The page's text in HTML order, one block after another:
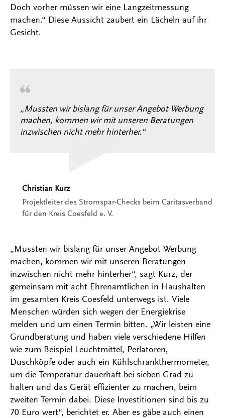
Doch vorher müssen wir eine Langzeitmessung
machen.“ Diese Aussicht zaubert ein Lächeln auf ihr
Gesicht.
„Mussten wir bislang für unser Angebot Werbung
machen, kommen wir mit unseren Beratungen
inzwischen nicht mehr hinterher.“
Christian Kurz
Projektleiter des Stromspar-Checks beim Caritasverband
für den Kreis Coesfeld e. V.
„Mussten wir bislang für unser Angebot Werbung
machen, kommen wir mit unseren Beratungen
inzwischen nicht mehr hinterher“, sagt Kurz, der
gemeinsam mit acht Ehrenamtlichen in Haushalten
im gesamten Kreis Coesfeld unterwegs ist. Viele
Menschen würden sich wegen der Energiekrise
melden und um einen Termin bitten. „Wir leisten eine
Grundberatung und haben viele verschiedene Hilfen
wie zum Beispiel Leuchtmittel, Perlatoren,
Duschköpfe oder auch ein Kühlschrankthermometer,
um die Temperatur dauerhaft bei sieben Grad zu
halten und das Gerät effizienter zu machen, beim
zweiten Termin dabei. Diese Investitionen sind bis zu
70 Euro wert“, berichtet er. Aber es gäbe auch einen